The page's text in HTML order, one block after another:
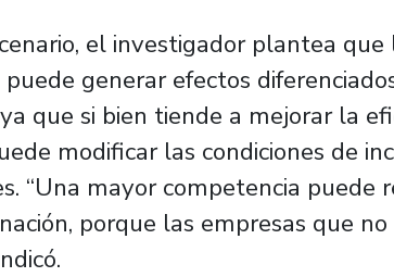
el investigador plantea
puede generar efectos
que si bien tiende a mejorar la
modificar las condiciones de
“Una mayor competencia puede
porque las empresas que